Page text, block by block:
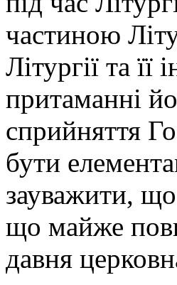
частиною
Літургії та
притаманні
сприйняття
бути
зауважити,
що майже
давня